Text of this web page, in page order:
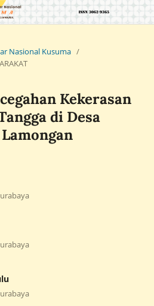
Nasional Kusuma /
Kekerasan
di Desa